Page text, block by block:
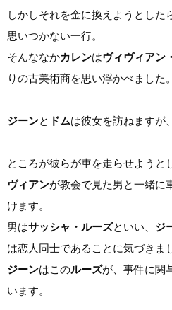
しかしそれを金に換えようとした
思いつかない一行。
そんななかカレンはヴィヴィアン
りの古美術商を思い浮かべました。
ジーンと ドムは彼女を訪ねますが
ところが彼らが車を走らせようと
ヴィアンが教会で見た男と一緒に
けます。
男はサッシャ・ルーズといい、 ジ
は恋人同士であることに気づきま
ジーンはこのルーズが、事件に関
います。